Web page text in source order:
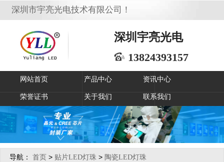
深圳市宇亮光电技术有限公司！
深圳宇亮光电
13824393157
网站首页 产品中心 资讯中心
荣誉证书 关于我们 联系我们
导航： 首页> 贴片LED灯珠 > 陶瓷LED灯珠